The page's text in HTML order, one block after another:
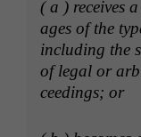
( a ) receives
ages of the
includ­ing the
of legal or
ceed­ings; or